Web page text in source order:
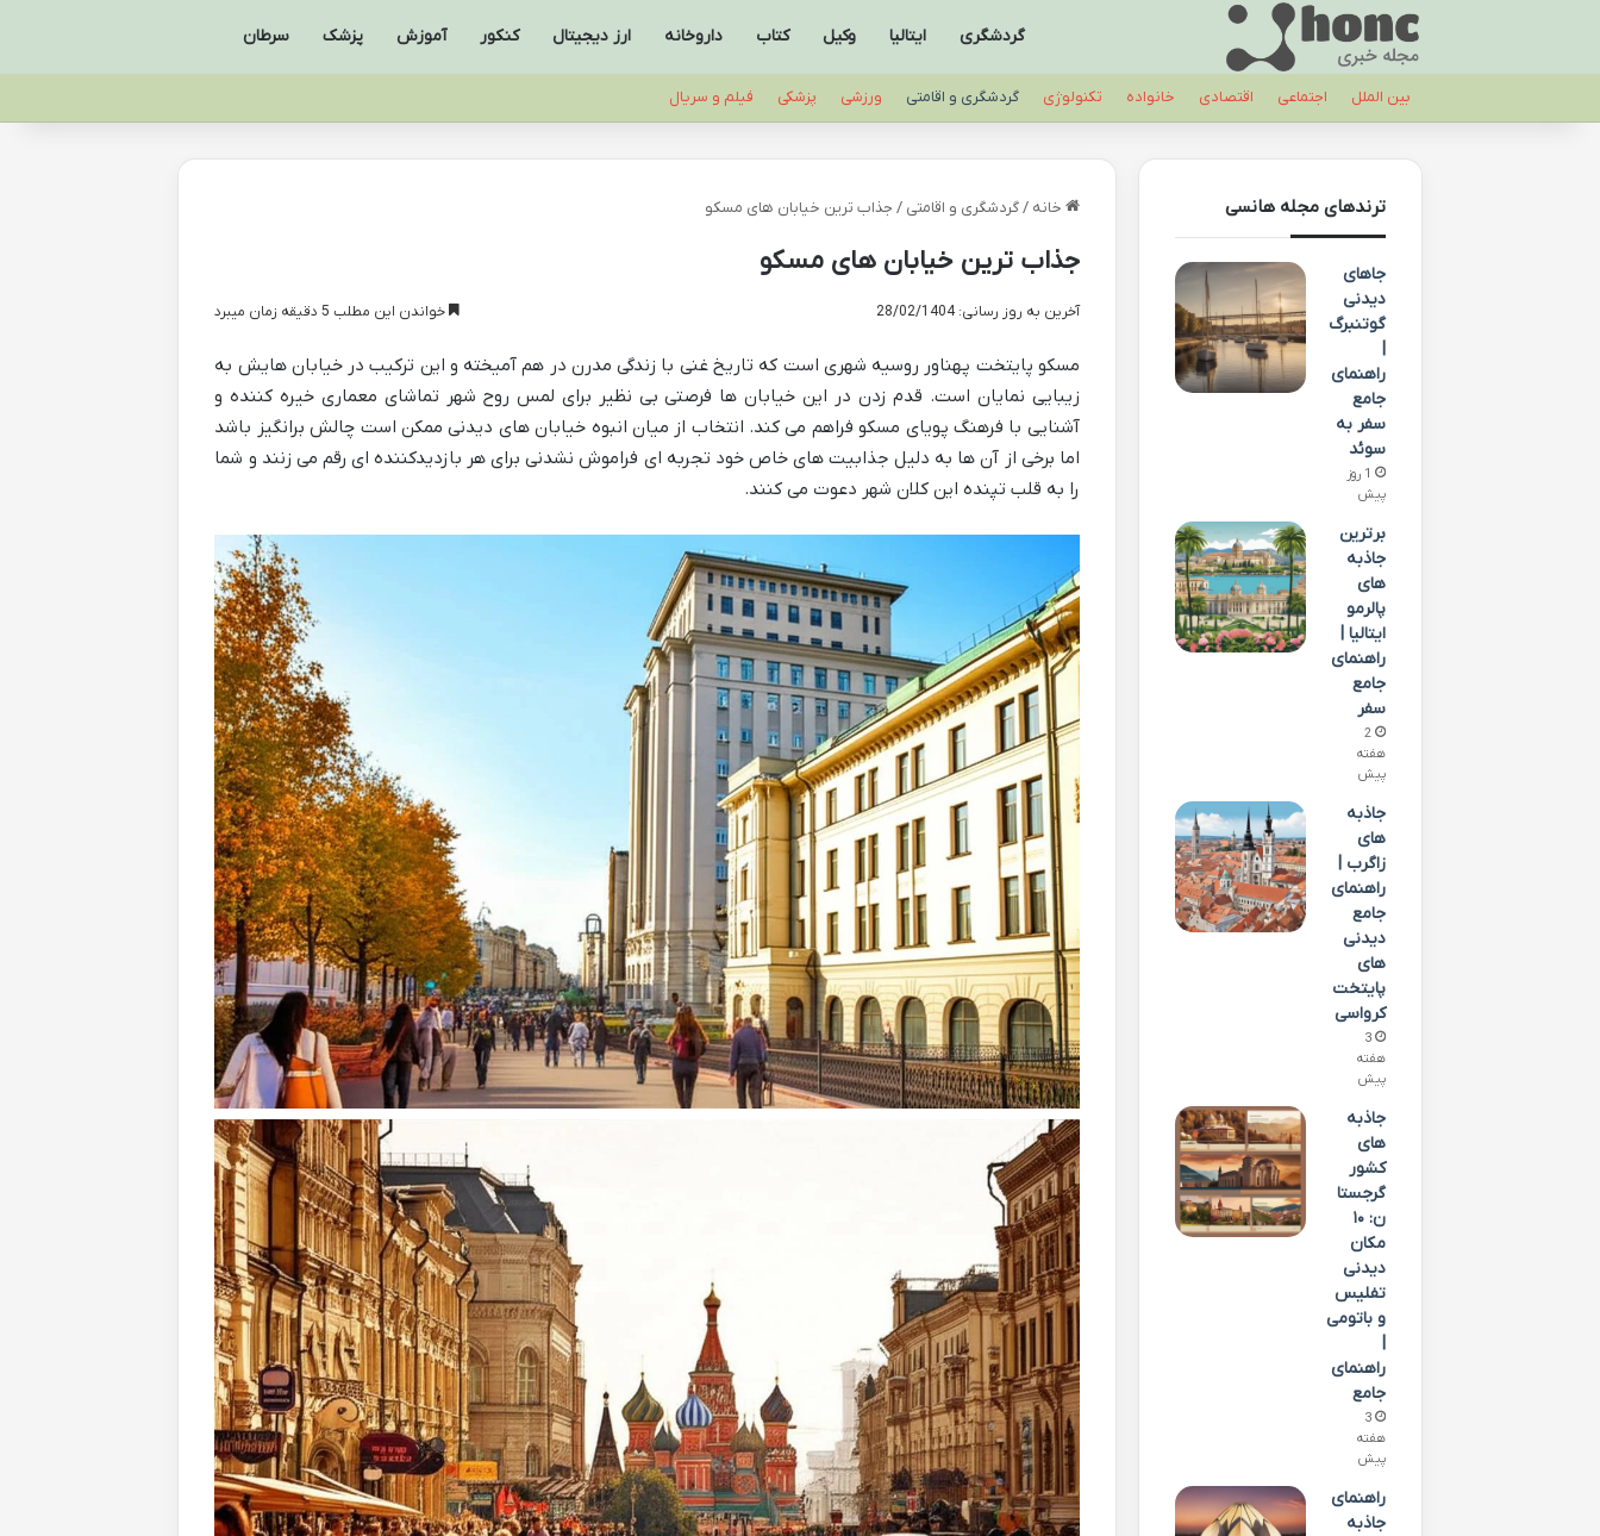
گردشگری ایتالیا وکیل کتاب داروخانه ارز دیجیتال کنکور آموزش پزشک سرطان
بین الملل اجتماعی اقتصادی خانواده تکنولوژی گردشگری و اقامتی ورزشی پزشکی فیلم و سریال
خانه /گردشگری و اقامتی / جذاب ترین خیابان های مسکو
جذاب ترین خیابان های مسکو
آخرین به روز رسانی: 28/02/1404 خواندن این مطلب 5 دقیقه زمان میبرد
مسکو پایتخت پهناور روسیه شهری است که تاریخ غنی با زندگی مدرن در هم آمیخته و این ترکیب در خیابان هایش به
زیبایی نمایان است. قدم زدن در این خیابان ها فرصتی بی نظیر برای لمس روح شهر تماشای معماری خیره کننده و
آشنایی با فرهنگ پویای مسکو فراهم می کند. انتخاب از میان انبوه خیابان های دیدنی ممکن است چالش برانگیز باشد
اما برخی از آن ها به دلیل جذابیت های خاص خود تجربه ای فراموش نشدنی برای هر بازدیدکننده ای رقم می زنند و شما
را به قلب تپنده این کلان شهر دعوت می کنند.
ترندهای مجله هانسی
جاهای
دیدنی
گوتنبرگ
|
راهنمای
جامع
سفر به
سوئد
1 روز
پیش
برترین
جاذبه
های
پالرمو
ایتالیا |
راهنمای
جامع
سفر
2
هفته
پیش
جاذبه
های
زاگرب |
راهنمای
جامع
دیدنی
های
پایتخت
کرواسی
3
هفته
پیش
جاذبه
های
کشور
گرجستا
ن: ۱۰
مکان
دیدنی
تفلیس
و باتومی
|
راهنمای
جامع
3
هفته
پیش
راهنمای
جاذبه